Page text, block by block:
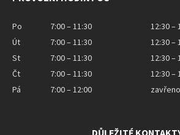
Po 7:00 – 11:30
12:30 –
Út
7:00 – 11:30
12:30 –
St
7:00 – 11:30
12:30 –
Čt
7:00 – 11:30
12:30 –
Pá
7:00 – 12:00 zavřeno